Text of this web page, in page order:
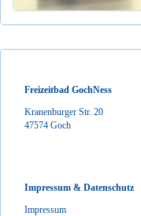
Freizeitbad GochNess
Kranenburger Str. 20
47574 Goch
Impressum & Datenschutz
Impressum